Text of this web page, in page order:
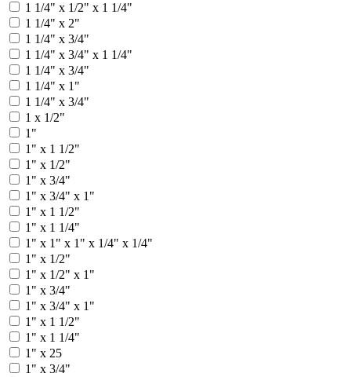
1 1/4" х 1/2" х 1 1/4"
1 1/4" х 2"
1 1/4" х 3/4"
1 1/4" х 3/4" х 1 1/4"
1 1/4" x 3/4"
1 1/4" х 1"
1 1/4" х 3/4"
1 х 1/2"
1"
1" x 1 1/2"
1" x 1/2"
1" x 3/4"
1" x 3/4" x 1"
1" х 1 1/2"
1" х 1 1/4"
1" х 1" х 1" х 1/4" х 1/4"
1" х 1/2"
1" х 1/2" х 1"
1" х 3/4"
1" х 3/4" х 1"
1" x 1 1/2"
1" x 1 1/4"
1" x 25
1" x 3/4"